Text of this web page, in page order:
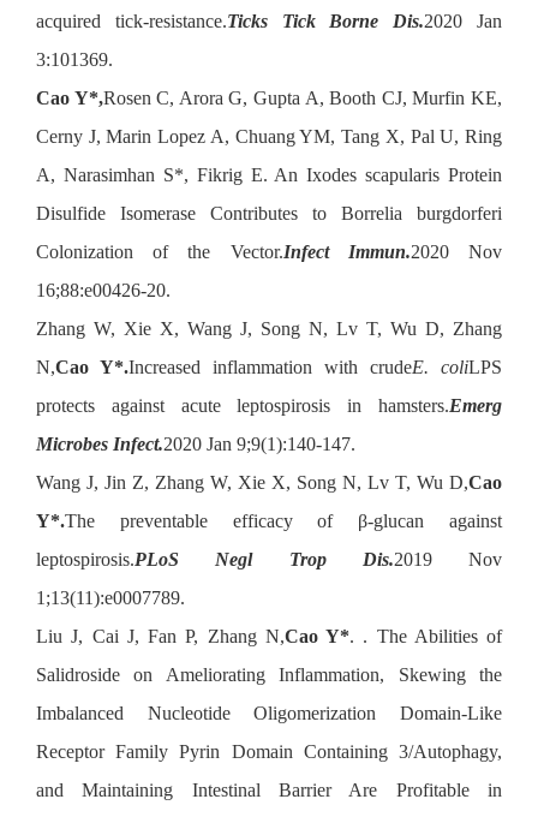
acquired tick-resistance.Ticks Tick Borne Dis.2020 Jan
3:101369.
Cao Y*,Rosen C, Arora G, Gupta A, Booth CJ, Murfin KE,
Cerny J, Marin Lopez A, Chuang YM, Tang X, Pal U, Ring
A, Narasimhan S*, Fikrig E. An Ixodes scapularis Protein
Disulfide Isomerase Contributes to Borrelia burgdorferi
Colonization of the Vector.Infect Immun.2020 Nov
16;88:e00426-20.
Zhang W, Xie X, Wang J, Song N, Lv T, Wu D, Zhang
N,Cao Y*.Increased inflammation with crudeE. coliLPS
protects against acute leptospirosis in hamsters.Emerg
Microbes Infect.2020 Jan 9;9(1):140-147.
Wang J, Jin Z, Zhang W, Xie X, Song N, Lv T, Wu D,Cao
Y*.The preventable efficacy of β-glucan against
leptospirosis.PLoS Negl Trop Dis.2019 Nov
1;13(11):e0007789.
Liu J, Cai J, Fan P, Zhang N,Cao Y*. . The Abilities of
Salidroside on Ameliorating Inflammation, Skewing the
Imbalanced Nucleotide Oligomerization Domain-Like
Receptor Family Pyrin Domain Containing 3/Autophagy,
and Maintaining Intestinal Barrier Are Profitable in